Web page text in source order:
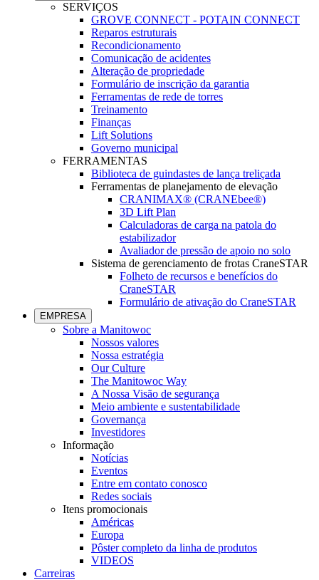
SERVIÇOS
GROVE CONNECT - POTAIN CONNECT
Reparos estruturais
Recondicionamento
Comunicação de acidentes
Alteração de propriedade
Formulário de inscrição da garantia
Ferramentas de rede de torres
Treinamento
Finanças
Lift Solutions
Governo municipal
FERRAMENTAS
Biblioteca de guindastes de lança treliçada
Ferramentas de planejamento de elevação
CRANIMAX® (CRANEbee®)
3D Lift Plan
Calculadoras de carga na patola do
estabilizador
Avaliador de pressão de apoio no solo
Sistema de gerenciamento de frotas CraneSTAR
Folheto de recursos e benefícios do
CraneSTAR
Formulário de ativação do CraneSTAR
EMPRESA
Sobre a Manitowoc
Nossos valores
Nossa estratégia
Our Culture
The Manitowoc Way
A Nossa Visão de segurança
Meio ambiente e sustentabilidade
Governança
Investidores
Informação
Notícias
Eventos
Entre em contato conosco
Redes sociais
Itens promocionais
Américas
Europa
Pôster completo da linha de produtos
VIDEOS
Carreiras